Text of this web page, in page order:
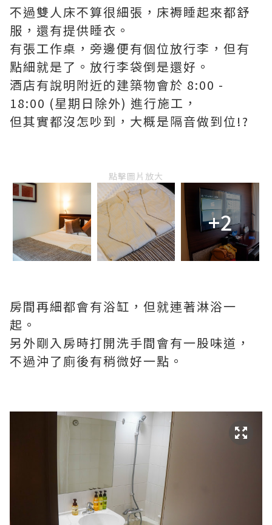
不過雙人床不算很細張，床褥睡起來都舒
服，還有提供睡衣。
有張工作桌，旁邊便有個位放行李，但有
點細就是了。放行李袋倒是還好。
酒店有說明附近的建築物會於 8:00 -
18:00 (星期日除外) 進行施工，
但其實都沒怎吵到，大概是隔音做到位!?
點擊圖片放大
+2
房間再細都會有浴缸，但就連著淋浴一
起。
另外剛入房時打開洗手間會有一股味道，
不過沖了廁後有稍微好一點。